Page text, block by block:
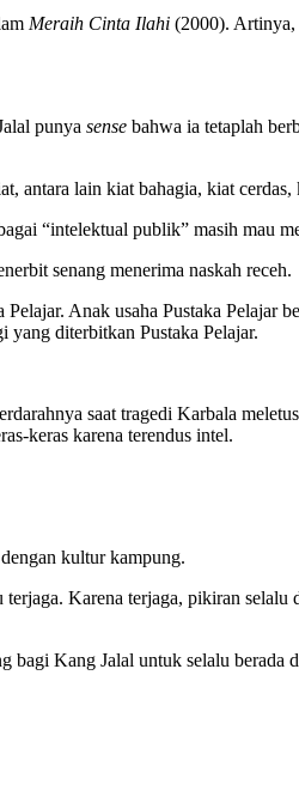
Meraih Cinta Ilahi (2000). Artinya,
punya sense bahwa ia tetaplah
antara lain kiat bahagia, kiat cerdas,
“intelektual publik” masih mau
senang menerima naskah receh.
Anak usaha Pustaka Pelajar
yang diterbitkan Pustaka Pelajar.
saat tragedi Karbala
keras karena terendus intel.
kultur kampung.
Karena terjaga, pikiran selalu
Kang Jalal untuk selalu berada